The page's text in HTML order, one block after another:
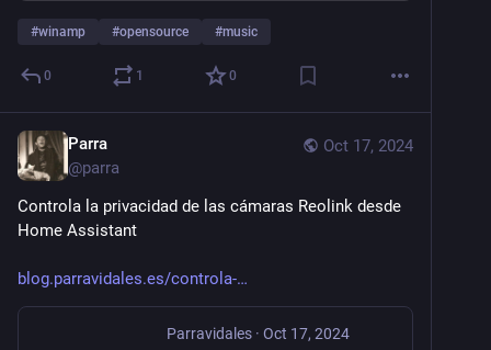
#winamp #opensource #music
0 1 0
Oct 17, 2024
Parra
@parra
Controla la privacidad de las cámaras Reolink desde
Home Assistant
blog.parravidales.es/controla-
Parravidales · Oct 17, 2024